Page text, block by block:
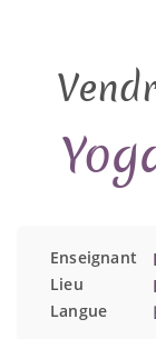
Enseignant
Lieu
Langue